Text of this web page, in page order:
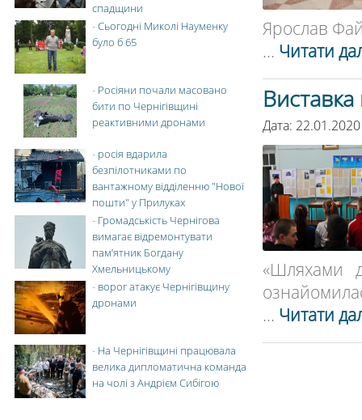
Ярослав
... Читати
Дата:
«Шляхами
... Читати
спадщини
-Сьогодні Миколі Науменку
було б 65
- Росіяни почали масовано
бити по Чернігівщині
реактивними дронами
- росія вдарила
безпілотниками по
вантажному відділенню "Нової
пошти" у Прилуках
- Громадськість Чернігова
вимагає відремонтувати
пам’ятник Богдану
Хмельницькому
- ворог атакує Чернігівщину
дронами
- На Чернігівщині працювала
велика дипломатична команда
на чолі з Андрієм Сибігою